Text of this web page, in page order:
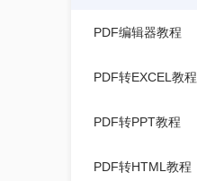
PDF编辑器教程
PDF转EXCEL教程
PDF转PPT教程
PDF转HTML教程